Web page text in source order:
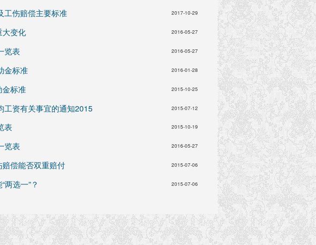
工伤赔偿主要标准 2017-10-29
大变化 2016-05-27
览表 2016-05-27
金标准 2016-01-28
金标准 2015-10-25
工资有关事宜的通知2015 2015-07-12
表 2015-10-19
览表 2016-05-27
偿能否双重赔付 2015-07-06
两选一”？ 2015-07-06